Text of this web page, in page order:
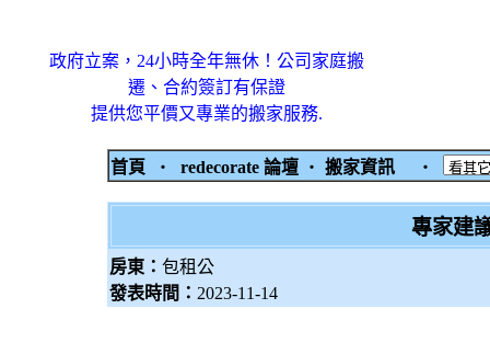
政府立案，24小時全年無休！公司家庭搬
遷、合約簽訂有保證
提供您平價又專業的搬家服務.
首頁 ‧ redecorate 論壇 ‧ 搬家資訊 ‧
專家建
房東： 包租公
發表時間： 2023-11-14